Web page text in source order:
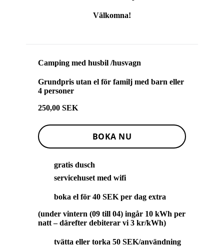
Välkomna!
Camping med husbil /husvagn
Grundpris utan el för familj med barn eller
4 personer
250,00 SEK
gratis dusch
servicehuset med wifi
boka el för 40 SEK per dag extra
(under vintern (09 till 04) ingår 10 kWh per
natt – därefter debiterar vi 3 kr/kWh)
tvätta eller torka 50 SEK/användning
BOKA NU